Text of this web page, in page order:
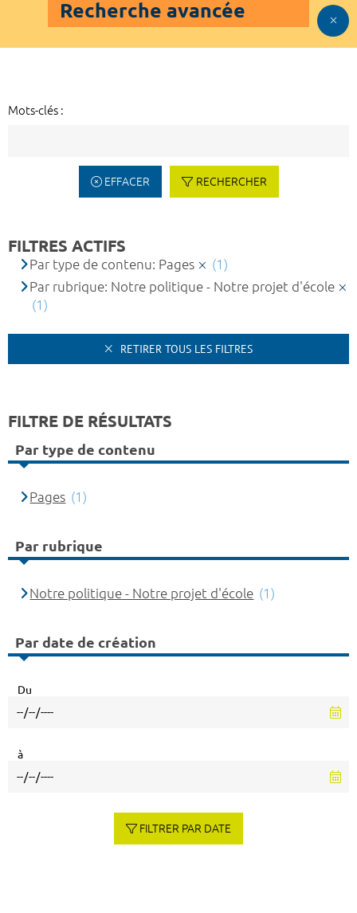
Recherche avancée
Mots-clés :
EFFACER RECHERCHER
FILTRES ACTIFS
Par type de contenu: Pages
(1)
Par rubrique: Notre politique - Notre projet d'école
(1)
RETIRER TOUS LES FILTRES
FILTRE DE RÉSULTATS
Par type de contenu
Pages (1)
Par rubrique
Notre politique - Notre projet d'école (1)
Par date de création
Du
à
FILTRER PAR DATE